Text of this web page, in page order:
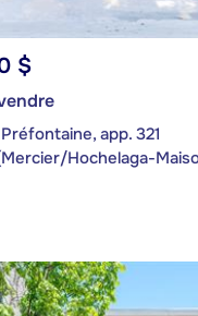
$
app. 321
Hochelaga-